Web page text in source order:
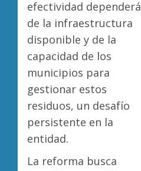
efectividad dependerá
de la infraestructura
disponible y de la
capacidad de los
municipios para
gestionar estos
residuos, un desafío
persistente en la
entidad.
La reforma busca